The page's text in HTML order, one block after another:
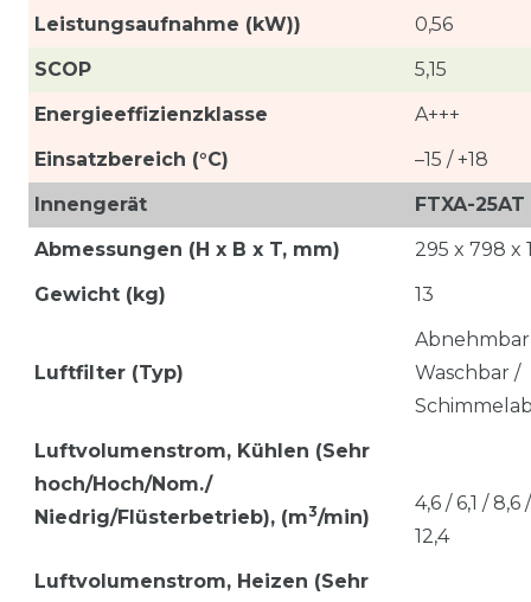
Leistungsaufnahme (kW))
0,56
SCOP
5,15
Energieeffizienzklasse
A+++
Einsatzbereich (°C)
–15 / +18
Innengerät
FTXA-25AT
Abmessungen (H x B x T, mm)
295 x 798 x
Gewicht (kg)
13
Luftfilter (Typ)
Waschbar /
Luftvolumenstrom, Kühlen (Sehr
hoch/Hoch/Nom./
Niedrig/Flüsterbetrieb), (m3/min)
4,6 / 6,1 / 8,6 /
12,4
Luftvolumenstrom, Heizen (Sehr